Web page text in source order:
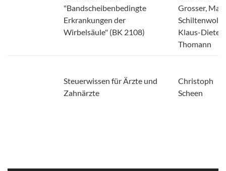
"Bandscheibenbedingte
Erkrankungen der
Wirbelsäule" (BK 2108)
Grosser,
Schiltenwolf,
Klaus-Dieter
Thomann
Steuerwissen für Ärzte und
Zahnärzte
Christoph
Scheen